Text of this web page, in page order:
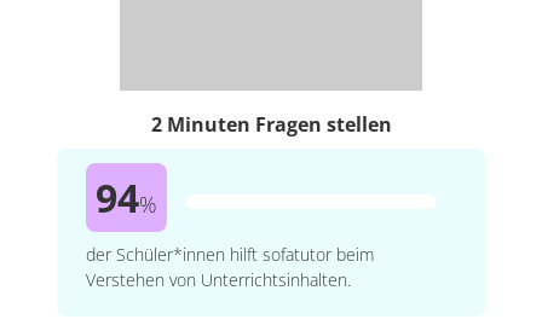
2 Minuten Fragen stellen
94%
der Schüler*innen hilft sofatutor beim
Verstehen von Unterrichtsinhalten.